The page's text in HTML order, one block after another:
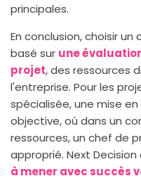
principales.
En conclusion, choisir
basé sur une
projet, des ressources
l'entreprise. Pour les
spécialisée, une mise
objective, où dans un
ressources, un chef de
approprié. Next
à mener avec succès